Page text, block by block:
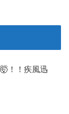
！！疾風迅